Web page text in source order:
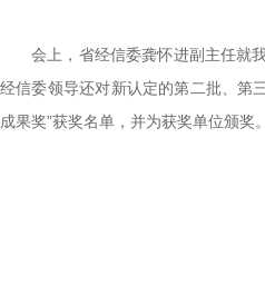
会上，省经信委龚怀进副主任就
经信委领导还对新认定的第二批、第
成果奖”获奖名单，并为获奖单位颁奖。